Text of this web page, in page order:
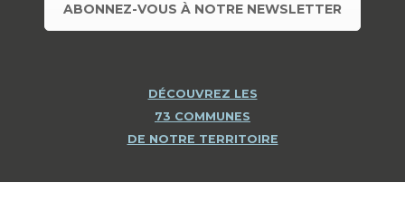
ABONNEZ-VOUS À NOTRE NEWSLETTER
DÉCOUVREZ LES
73 COMMUNES
DE NOTRE TERRITOIRE